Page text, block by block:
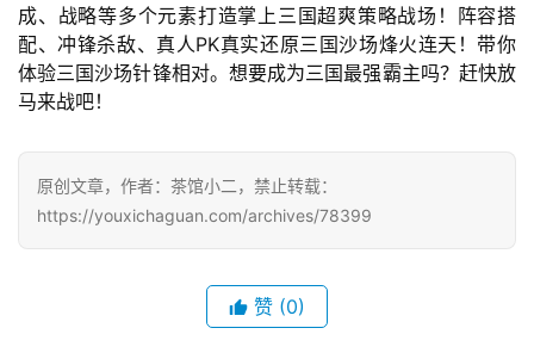
0
2
5
第
三
届
金
成、战略等多个元素打造掌上三国超爽策略战场！阵容搭
配、冲锋杀敌、真人PK真实还原三国沙场烽火连天！带你
体验三国沙场针锋相对。想要成为三国最强霸主吗？赶快放
马来战吧！
原创文章，作者：茶馆小二，禁止转载：
https://youxichaguan.com/archives/78399
赞 (0)